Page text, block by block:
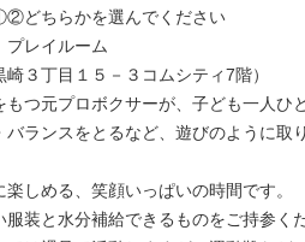
らかを選んでください
レイルーム
丁目１５－３コムシティ7階）
つ元プロボクサーが、子ども一人ひ
スをとるなど、遊びのように取り
める、笑顔いっぱいの時間です。
と水分補給できるものをご持参く